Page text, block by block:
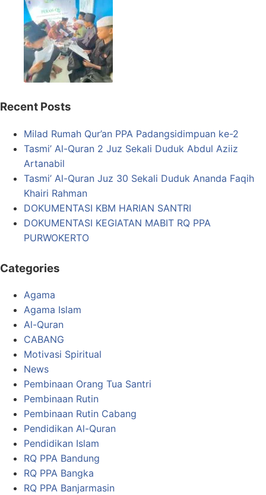
Recent Posts
Milad Rumah Qur’an PPA Padangsidimpuan ke-2
Tasmi’ Al-Quran 2 Juz Sekali Duduk Abdul Aziiz
Artanabil
Tasmi’ Al-Quran Juz 30 Sekali Duduk Ananda Faqih
Khairi Rahman
DOKUMENTASI KBM HARIAN SANTRI
DOKUMENTASI KEGIATAN MABIT RQ PPA
PURWOKERTO
Categories
Agama
Agama Islam
Al-Quran
CABANG
Motivasi Spiritual
News
Pembinaan Orang Tua Santri
Pembinaan Rutin
Pembinaan Rutin Cabang
Pendidikan Al-Quran
Pendidikan Islam
RQ PPA Bandung
RQ PPA Bangka
RQ PPA Banjarmasin